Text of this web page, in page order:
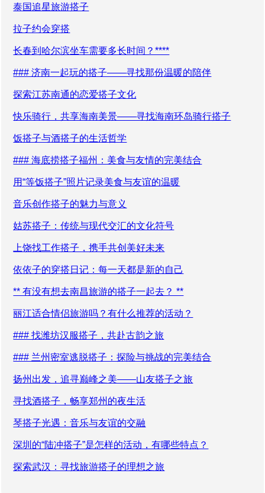
泰国追星旅游搭子
拉子约会穿搭
长春到哈尔滨坐车需要多长时间？****
### 济南一起玩的搭子——寻找那份温暖的陪伴
探索江苏南通的恋爱搭子文化
快乐骑行，共享海南美景——寻找海南环岛骑行搭子
饭搭子与酒搭子的生活哲学
### 海底捞搭子福州：美食与友情的完美结合
用“等饭搭子”照片记录美食与友谊的温暖
音乐创作搭子的魅力与意义
姑苏搭子：传统与现代交汇的文化符号
上饶找工作搭子，携手共创美好未来
依依子的穿搭日记：每一天都是新的自己
** 有没有想去南昌旅游的搭子一起去？ **
丽江适合情侣旅游吗？有什么推荐的活动？
### 找潍坊汉服搭子，共赴古韵之旅
### 兰州密室逃脱搭子：探险与挑战的完美结合
扬州出发，追寻巅峰之美——山友搭子之旅
寻找酒搭子，畅享郑州的夜生活
琴搭子光遇：音乐与友谊的交融
深圳的“陆冲搭子”是怎样的活动，有哪些特点？
探索武汉：寻找旅游搭子的理想之旅